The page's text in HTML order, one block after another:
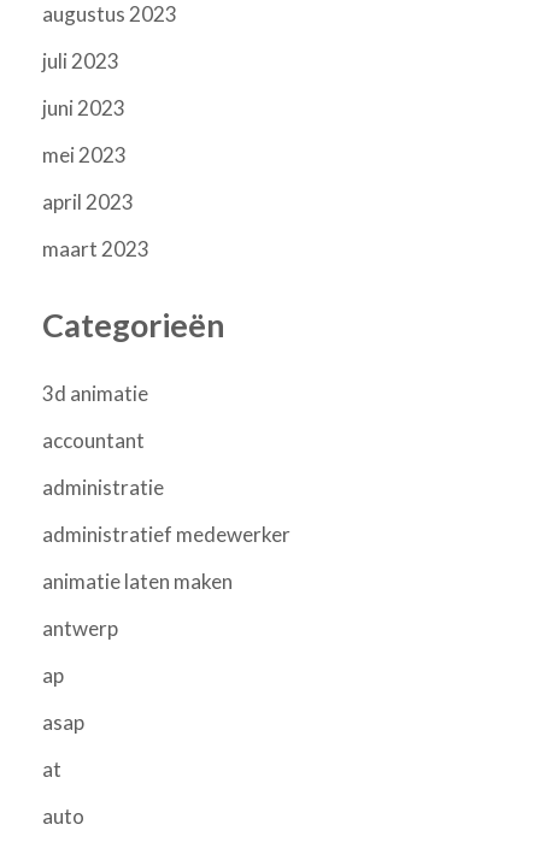
augustus 2023
juli 2023
juni 2023
mei 2023
april 2023
maart 2023
Categorieën
3d animatie
accountant
administratie
administratief medewerker
animatie laten maken
antwerp
ap
asap
at
auto